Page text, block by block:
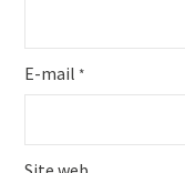
E-mail *